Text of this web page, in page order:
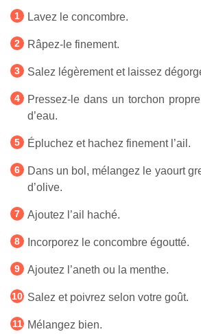
Lavez le concombre.
Râpez-le finement.
Salez légèrement et laissez
Pressez-le dans un torchon
d’eau.
Épluchez et hachez finement l’ail.
Dans un bol, mélangez le yaourt
d’olive.
Ajoutez l’ail haché.
Incorporez le concombre égoutté.
Ajoutez l’aneth ou la menthe.
Salez et poivrez selon votre goût.
Mélangez bien.